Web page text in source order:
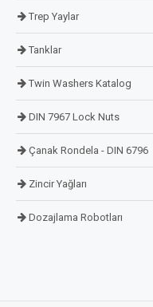
Trep Yaylar
Tanklar
Twin Washers Katalog
DIN 7967 Lock Nuts
Çanak Rondela - DIN 6796
Zincir Yağları
Dozajlama Robotları